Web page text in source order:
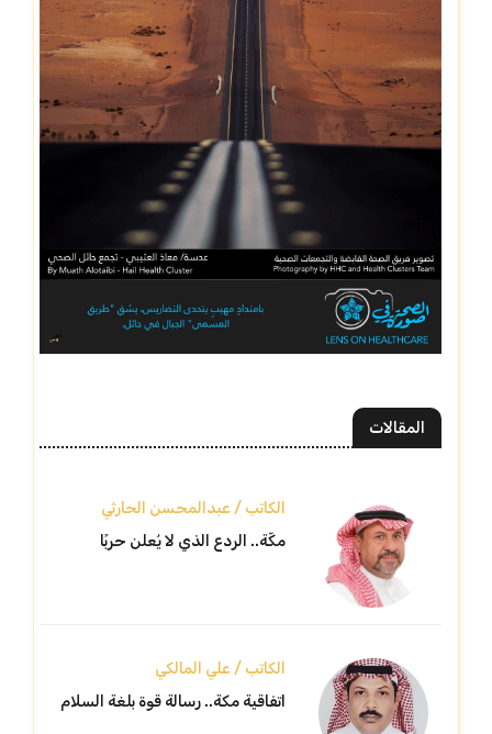
المقالات
الكاتب / عبدالمحسن الحارثي
مكّة.. الردع الذي لا يُعلن حربًا
الكاتب / علي المالكي
اتفاقية مكة.. رسالة قوة بلغة السلام